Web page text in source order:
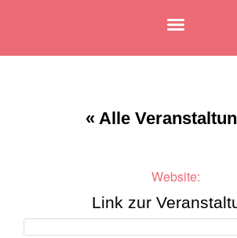
« Alle
Website:
Link zur